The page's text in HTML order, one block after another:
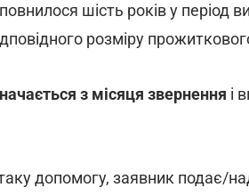
шість років у період
розміру
з місяця звернення і
допомогу, заявник подає/